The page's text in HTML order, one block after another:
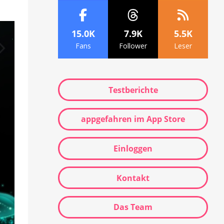
15.0K
Fans
7.9K
Follower
5.5K
Leser
Testberichte
appgefahren im App Store
Einloggen
Kontakt
Das Team